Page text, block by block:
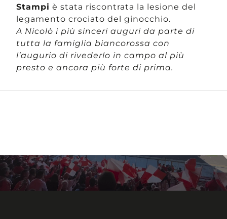
Stampi è stata riscontrata la lesione del
legamento crociato del ginocchio.
A Nicolò i più sinceri auguri da parte di
tutta la famiglia biancorossa con
l’augurio di rivederlo in campo al più
presto e ancora più forte di prima.